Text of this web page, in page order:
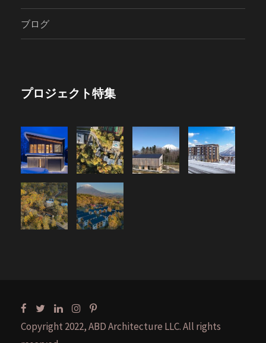
ブログ
プロジェクト特集
Copyright 2022, ABD Architecture LLC. All rights